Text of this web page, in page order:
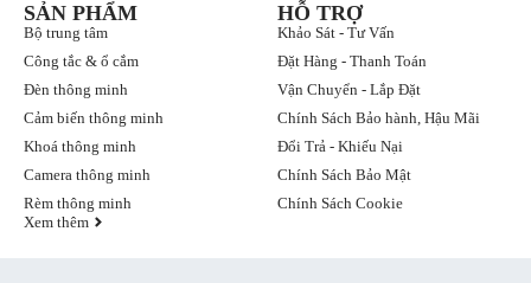
HỖ TRỢ
Khảo Sát - Tư Vấn
Đặt Hàng - Thanh Toán
Vận Chuyển - Lắp Đặt
Chính Sách Bảo hành, Hậu Mãi
Đổi Trả - Khiếu Nại
Chính Sách Bảo Mật
Chính Sách Cookie
SẢN PHẨM
Bộ trung tâm
Công tắc & ổ cắm
Đèn thông minh
Cảm biến thông minh
Khoá thông minh
Camera thông minh
Rèm thông minh
Xem thêm